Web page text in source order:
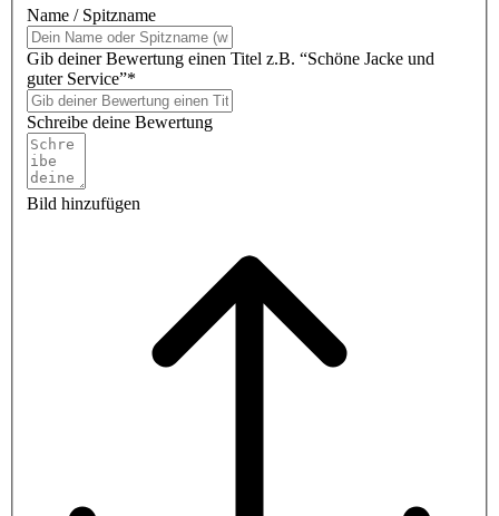
Name / Spitzname
Gib deiner Bewertung einen Titel z.B. “Schöne Jacke und
guter Service”*
Schreibe deine Bewertung
Bild hinzufügen